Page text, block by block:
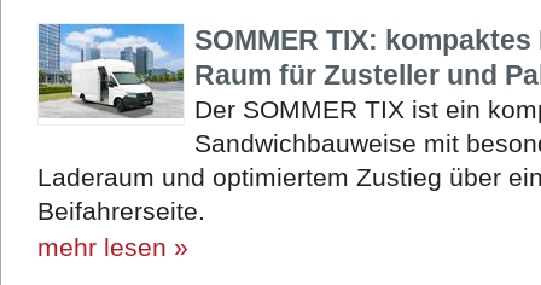
SOMMER TIX:
Raum für Zusteller und
Der SOMMER TIX ist ein
Sandwichbauweise mit
Laderaum und optimiertem Zustieg über
Beifahrerseite.
mehr lesen »